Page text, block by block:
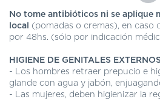
INVESTIGACIÓN
Y
HORARIOS
MODULO
No tome antibióticos ni se aplique
local
(pomadas o cremas), en caso
por 48hs. (sólo por indicación
HIGIENE DE GENITALES EXTERNOS
- Los hombres retraer prepucio e
glande con agua y jabón,
- Las mujeres, deben higienizar la